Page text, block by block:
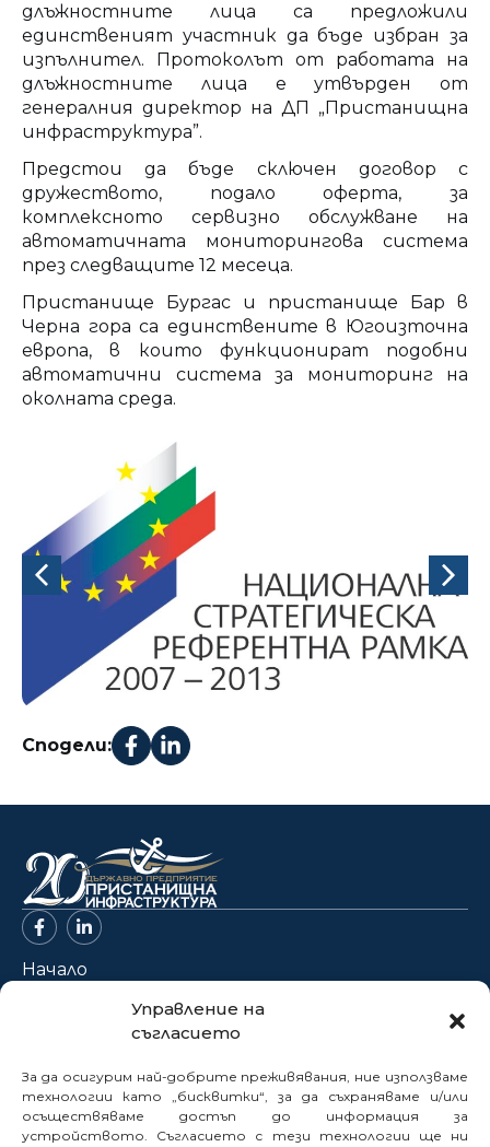
Управление на
съгласието
За да осигурим най-добрите преживявания, ние използваме
технологии като „бисквитки“, за да съхраняваме и/или
осъществяваме достъп до информация за
устройството. Съгласието с тези технологии ще ни
длъжностните лица са предложили
единственият участник да бъде избран за
изпълнител. Протоколът от работата на
длъжностните лица е утвърден от
генералния директор на ДП „Пристанищна
инфраструктура”.
Предстои да бъде сключен договор с
дружеството, подало оферта, за
комплексното сервизно обслужване на
автоматичната мониторингова система
през следващите 12 месеца.
Пристанище Бургас и пристанище Бар в
Черна гора са единствените в Югоизточна
европа, в които функционират подобни
автоматични система за мониторинг на
околната среда.
Сподели:
Начало
Новини
Нормативна база
Електронни услуги